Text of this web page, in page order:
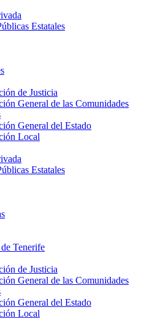
Estatales
de Justicia
General de las Comunidades
General del Estado
Local
Estatales
Tenerife
de Justicia
General de las Comunidades
General del Estado
Local